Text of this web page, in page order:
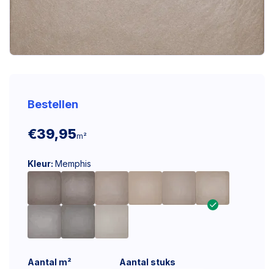
Bestellen
€39,95m²
Kleur: Memphis
Aantal m² Aantal stuks